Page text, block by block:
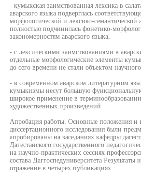
- кумыкская заимствованная лексика в
аварского языка подверглась
морфологической и лексико-семантической
полностью подчинилась фонетико-
закономерностям аварского языка,
- с лексическими заимствованиями в
отдельные морфологические элементы
до сего времени не стали объектом
- в современном аварском литературном
кумыкизмы несут большую
широкое применение в
художественных произведений
Апробация работы. Основные положения и
диссертационного исследования были
апробированы на заседаниях кафедры
Дагестанского государственного
на научно-практических сессиях
состава Даггоспедуниверситета
отражение в четырех публикациях